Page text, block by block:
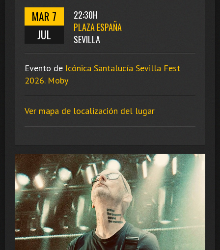
MAR 7
JUL
22:30H
PLAZA ESPAÑA
SEVILLA
Evento de Icónica Santalucía Sevilla Fest
2026. Moby
Ver mapa de localización del lugar